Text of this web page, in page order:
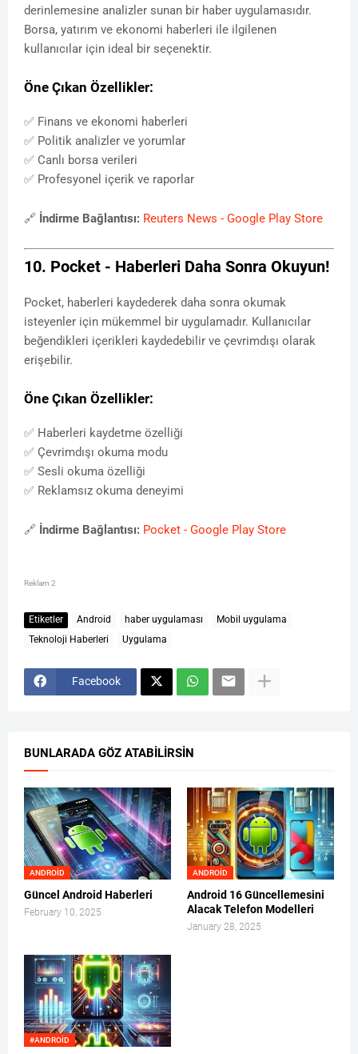
derinlemesine analizler sunan bir haber uygulamasıdır.
Borsa, yatırım ve ekonomi haberleri ile ilgilenen
kullanıcılar için ideal bir seçenektir.
Öne Çıkan Özellikler:
✅ Finans ve ekonomi haberleri
✅ Politik analizler ve yorumlar
✅ Canlı borsa verileri
✅ Profesyonel içerik ve raporlar
🔗 İndirme Bağlantısı: Reuters News - Google Play Store
10. Pocket - Haberleri Daha Sonra Okuyun!
Pocket, haberleri kaydederek daha sonra okumak
isteyenler için mükemmel bir uygulamadır. Kullanıcılar
beğendikleri içerikleri kaydedebilir ve çevrimdışı olarak
erişebilir.
Öne Çıkan Özellikler:
✅ Haberleri kaydetme özelliği
✅ Çevrimdışı okuma modu
✅ Sesli okuma özelliği
✅ Reklamsız okuma deneyimi
🔗 İndirme Bağlantısı: Pocket - Google Play Store
Reklam 2
Etiketler Android haber uygulaması
Mobil uygulama
Teknoloji Haberleri
Uygulama
Facebook
BUNLARADA GÖZ ATABILIRSIN
ANDROID
Güncel Android Haberleri
February 10, 2025
ANDROID
Android 16 Güncellemesini
Alacak Telefon Modelleri
January 28, 2025
#ANDROID